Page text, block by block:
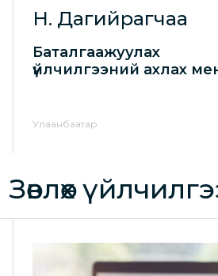
Н. Дагийрагчаа
Баталгаажуулах
үйлчилгээний ахлах
Улаанбаатар
Зөвлөх